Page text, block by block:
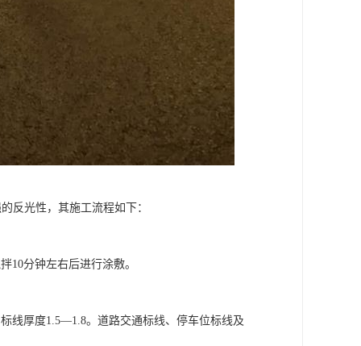
反光性，其施工流程如下：
10分钟左右后进行涂敷。
线厚度1.5—1.8。道路交通标线、停车位标线及